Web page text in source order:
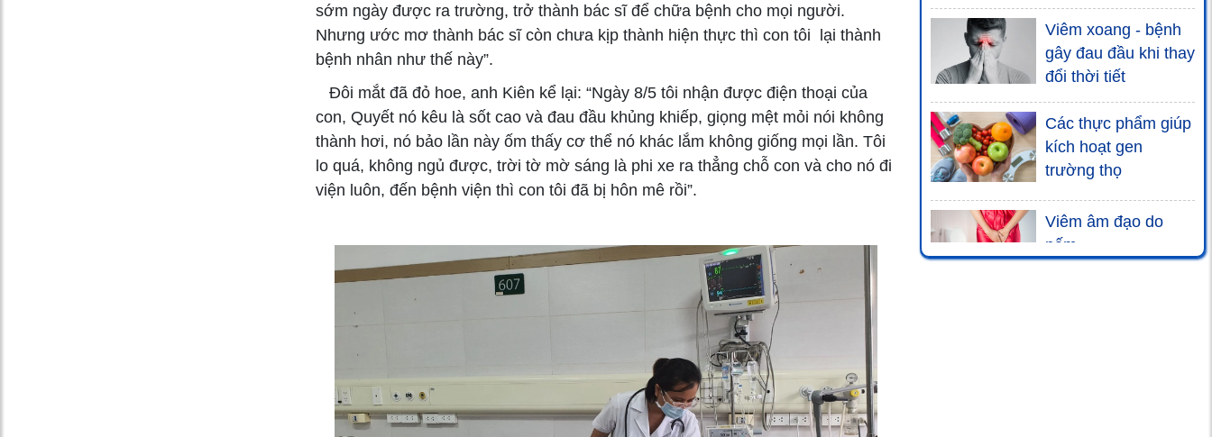
sớm ngày được ra trường, trở thành bác sĩ để chữa bệnh cho mọi người.
Nhưng ước mơ thành bác sĩ còn chưa kịp thành hiện thực thì con tôi lại thành
bệnh nhân như thế này”.
Đôi mắt đã đỏ hoe, anh Kiên kể lại: “Ngày 8/5 tôi nhận được điện thoại của
con, Quyết nó kêu là sốt cao và đau đầu khủng khiếp, giọng mệt mỏi nói không
thành hơi, nó bảo lần này ốm thấy cơ thể nó khác lắm không giống mọi lần. Tôi
lo quá, không ngủ được, trời tờ mờ sáng là phi xe ra thẳng chỗ con và cho nó đi
viện luôn, đến bệnh viện thì con tôi đã bị hôn mê rồi”.
Viêm xoang - bệnh
gây đau đầu khi thay
đổi thời tiết
Các thực phẩm giúp
kích hoạt gen
trường thọ
Viêm âm đạo do
nấm